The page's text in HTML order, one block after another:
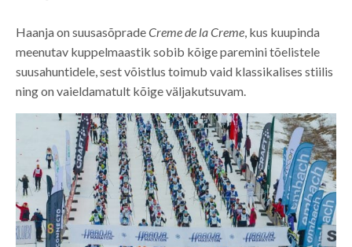
Haanja on suusasõpradeCreme de la Creme , kus kuupinda
meenutav kuppelmaastik sobib kõige paremini tõelistele
suusahuntidele, sest võistlus toimub vaid klassikalises stiilis
ning on vaieldamatult kõige väljakutsuvam.